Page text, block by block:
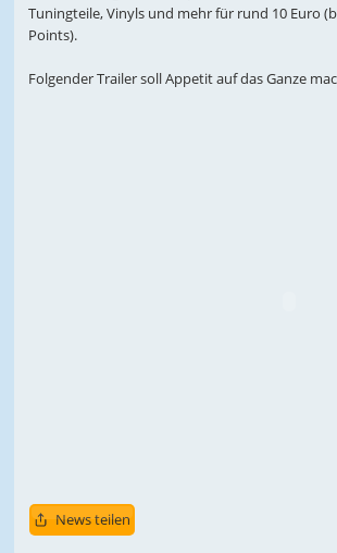
Tuningteile, Vinyls und mehr für rund 10 Euro
Points).
Folgender Trailer soll Appetit auf das Ganze
News teilen